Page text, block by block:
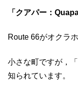
「クアパー：
Route 66がオクラ
小さな町ですが，
知られています。